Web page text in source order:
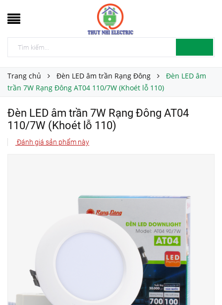
Trang chủ Đèn LED âm trần Rạng Đông
Đèn LED âm
trần 7W Rạng Đông AT04 110/7W (Khoét lỗ 110)
Đèn LED âm trần 7W Rạng Đông AT04
110/7W (Khoét lỗ 110)
Đánh giá sản phẩm này